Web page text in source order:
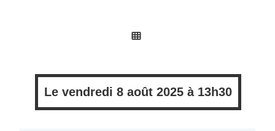
Le vendredi 8 août 2025 à 13h30